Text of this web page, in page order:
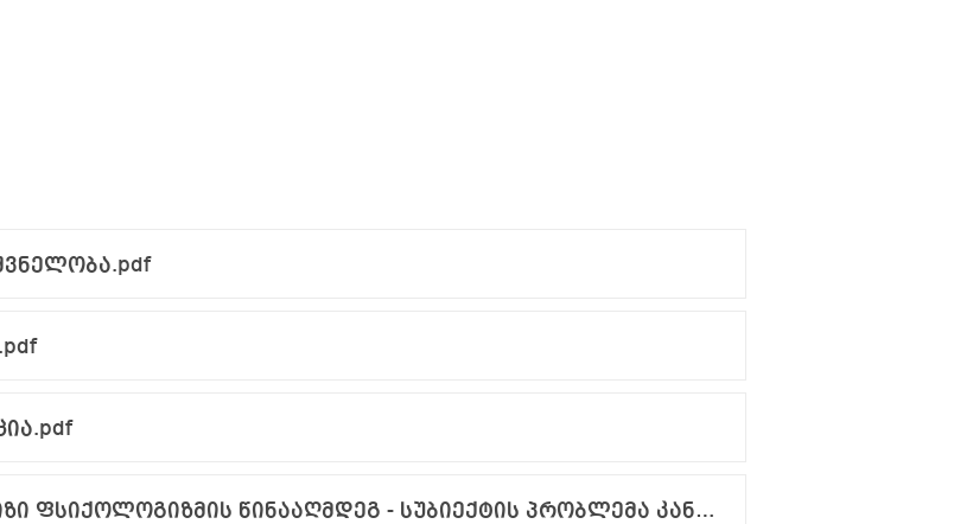
ლოხიშვილი ფსიქოანალიზი ფსიქოლოგიზმის წინააღმდეგ - სუბიექტის პრობლემა კანტიდან ლაკანამდე.pdf